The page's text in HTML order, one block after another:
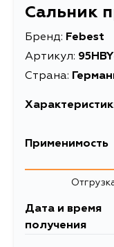
Сальник
Бренд: Febest
Артикул:
Страна:
EAN-13
Длина упаковки,
Масса, кг
Применимость
Toyota
Кузов
NZE121, NZE124,
Дата и время
получения